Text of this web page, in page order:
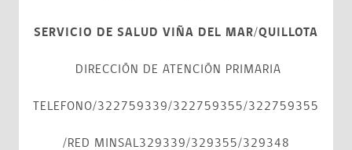
SERVICIO DE SALUD VIÑA DEL MAR/QUILLOTA
DIRECCIÓN DE ATENCIÓN PRIMARIA
TELEFONO/322759339/322759355/322759355
/RED MINSAL329339/329355/329348